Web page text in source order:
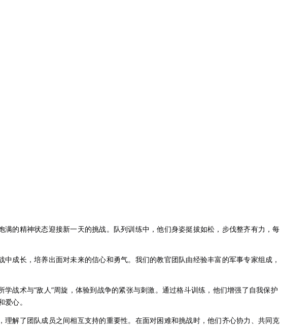
的精神状态迎接新一天的挑战。队列训练中，他们身姿挺拔如松，步伐整齐有力，每
成长，培养出面对未来的信心和勇气。我们的教官团队由经验丰富的军事专家组成，
战术与“敌人”周旋，体验到战争的紧张与刺激。通过格斗训练，他们增强了自我保护
心。
解了团队成员之间相互支持的重要性。在面对困难和挑战时，他们齐心协力、共同克